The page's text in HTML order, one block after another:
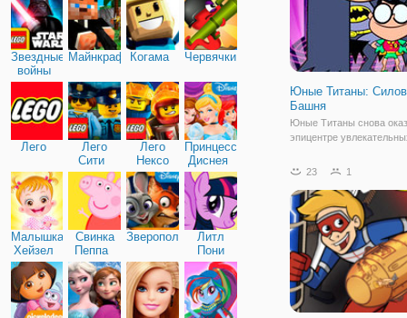
Звездные
войны
МайнкрафтКогама Червячки
Лего
Лего
Сити
Лего
Нексо
Найтс
Принцессы
Диснея
Малышка
Хейзел
Свинка
Пеппа
Зверополис
Литл
Пони
Дружба
Юные Титаны:
Башня
Юные Титаны снова
эпицентре
Титаны: Силовая
игра в жанре бродилки с
элементами сражений.
линия рассказывает о
23 1